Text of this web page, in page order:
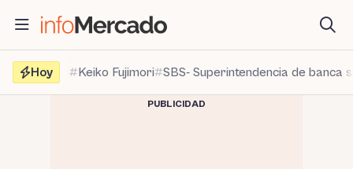
contenido
Hoy
Keiko Fujimori SBS- Superintendencia de banca
PUBLICIDAD